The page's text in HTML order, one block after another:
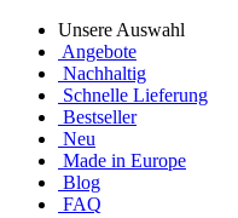
Unsere Auswahl
Angebote
Nachhaltig
Schnelle Lieferung
Bestseller
Neu
Made in Europe
Blog
FAQ